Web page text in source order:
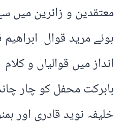
معتقدین و زائرین میں
ہوئے مرید قوال
انداز میں قوالیاں و
بابرکت محفل کو چار
خلیفہ نوید قادری اور